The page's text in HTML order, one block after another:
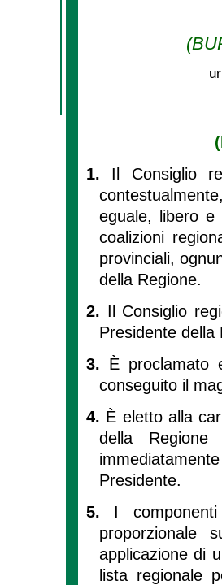
1. Il Consiglio
eguale, libero e
coalizioni
provinciali,
della Regione.
2. Il Consiglio
Presidente della
3. È proclamato
conseguito il
4. È eletto alla
della
Presidente.
5. I
proporzionale
applicazione di
lista regionale